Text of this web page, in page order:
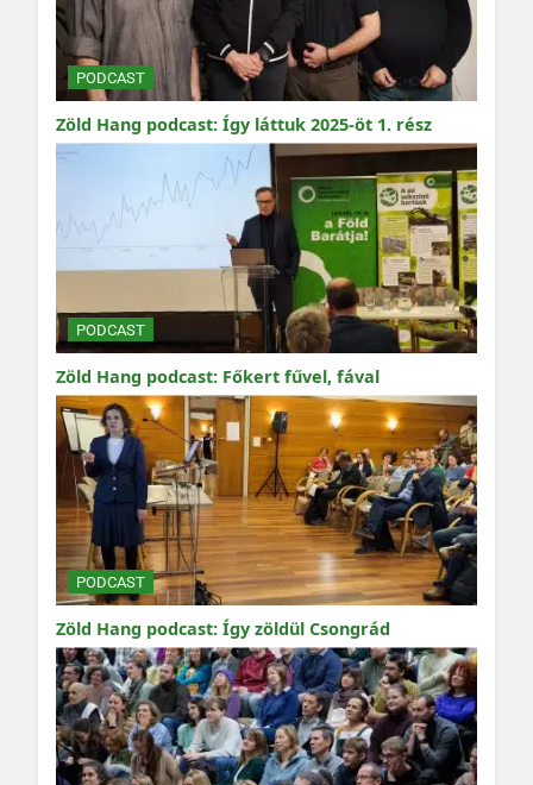
PODCAST
Zöld Hang podcast: Így láttuk 2025-öt 1. rész
PODCAST
Zöld Hang podcast: Főkert fűvel, fával
PODCAST
Zöld Hang podcast: Így zöldül Csongrád